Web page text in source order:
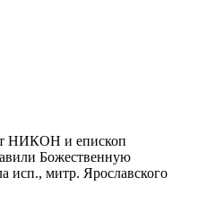
НИКОН и епископ
Божественную
исп., митр. Ярославского